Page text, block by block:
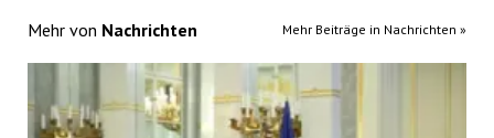
Mehr von Nachrichten Mehr Beiträge in Nachrichten »